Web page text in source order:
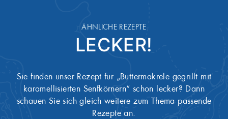
ÄHNLICHE REZEPTE
LECKER!
Sie finden unser Rezept für „Buttermakrele gegrillt mit
karamellisierten Senfkörnern“ schon lecker? Dann
schauen Sie sich gleich weitere zum Thema passende
Rezepte an.